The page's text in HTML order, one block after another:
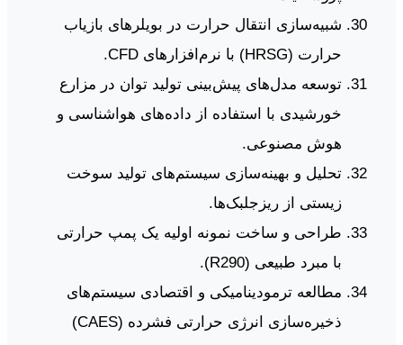
شبیه‌سازی انتقال حرارت در بویلرهای بازیاب
حرارت (HRSG) با نرم‌افزارهای CFD.
توسعه مدل‌های پیش‌بینی تولید توان در مزارع
خورشیدی با استفاده از داده‌های هواشناسی و
هوش مصنوعی.
تحلیل و بهینه‌سازی سیستم‌های تولید سوخت
زیستی از ریزجلبک‌ها.
طراحی و ساخت نمونه اولیه یک پمپ حرارتی
با مبرد طبیعی (R290).
مطالعه ترمودینامیکی و اقتصادی سیستم‌های
ذخیره‌سازی انرژی حرارتی فشرده (CAES)